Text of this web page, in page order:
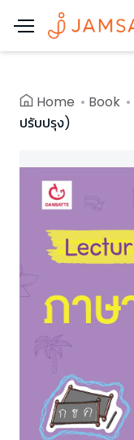
Home Book
ปรับปรุง)